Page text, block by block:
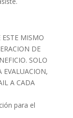
MISMO
DE
SOLO
EVALUACION,
A CADA
para el